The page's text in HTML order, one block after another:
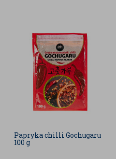
niż jego surowa
potrawy jest znacznie
komponenty –
dodatku sztucznych
czy barwników.
Doskonale
wykończenie przekąsek:
kurczaka,
i grillowaniem.
smak pieczonych
korzeniowych
Papryka chilli Gochugaru
100 g